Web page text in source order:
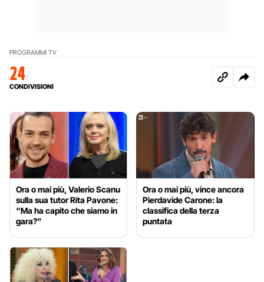
PROGRAMMI TV
24
CONDIVISIONI
Ora o mai più, Valerio Scanu
sulla sua tutor Rita Pavone:
“Ma ha capito che siamo in
gara?”
Ora o mai più, vince ancora
Pierdavide Carone: la
classifica della terza
puntata